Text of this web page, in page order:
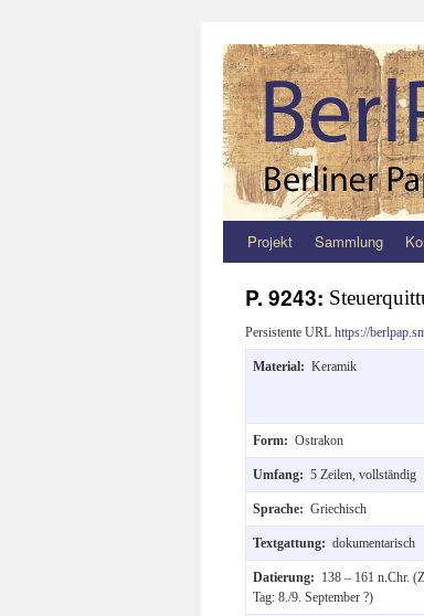
Zum
springen
Projekt Sammlung
P. 9243:
Persistente URL https://
Material: Keramik
Form: Ostrakon
Umfang: 5 Zeilen, vollständig
Sprache: Griechisch
Textgattung: dokumentarisch
Datierung: 138 – 161 n.Chr.
Tag: 8./9. September ?)